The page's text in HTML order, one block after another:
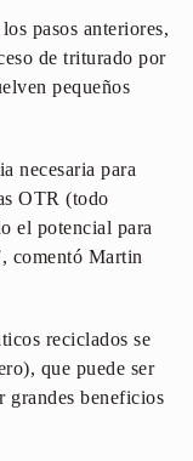
pasos anteriores,
de triturado por
pequeños
necesaria para
OTR (todo
el potencial para
comentó Martin
reciclados se
que puede ser
grandes beneficios